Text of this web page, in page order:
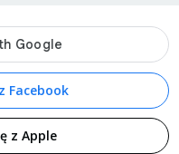
Facebook
z Apple